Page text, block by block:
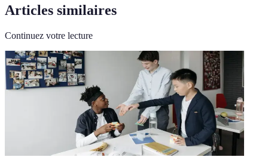
Articles similaires
Continuez votre lecture